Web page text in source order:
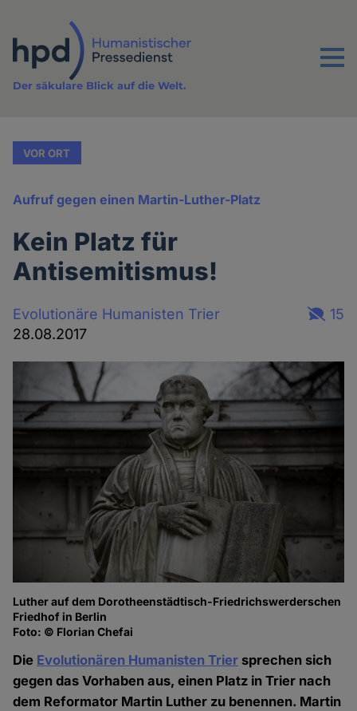
Inhalt
Menu
Der säkulare Blick auf die Welt.
VOR ORT
Aufruf gegen einen Martin-Luther-Platz
Kein Platz für
Antisemitismus!
Evolutionäre Humanisten Trier
28.08.2017
15
Luther auf dem Dorotheenstädtisch-Friedrichswerderschen
Friedhof in Berlin
Foto: © Florian Chefai
Die Evolutionären Humanisten Trier sprechen sich
gegen das Vorhaben aus, einen Platz in Trier nach
dem Reformator Martin Luther zu benennen. Martin